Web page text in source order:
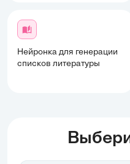
Нейронка для генерации
списков литературы